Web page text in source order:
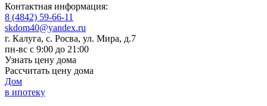
Контактная информация:
8 (4842) 59-66-11
skdom40@yandex.ru
г. Калуга, с. Росва, ул. Мира, д.7
пн-вс с 9:00 до 21:00
Узнать цену дома
Рассчитать цену дома
Дом
в ипотеку